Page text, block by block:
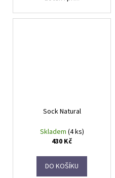
Sock Natural
Skladem (4 ks)
430 Kč
DO KOŠÍKU